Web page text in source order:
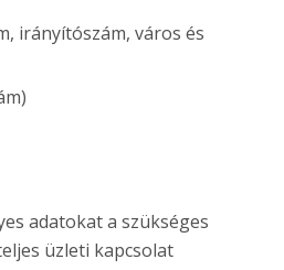
irányítószám, város és
adatokat a szükséges
üzleti kapcsolat